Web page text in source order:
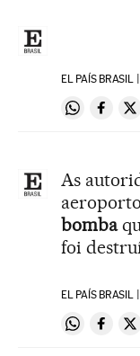
EL PAÍS BRASIL
As
bomba
foi
EL PAÍS BRASIL